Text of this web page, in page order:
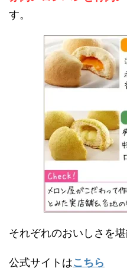
す。
それぞれのおいしさを堪
公式サイトはこちら